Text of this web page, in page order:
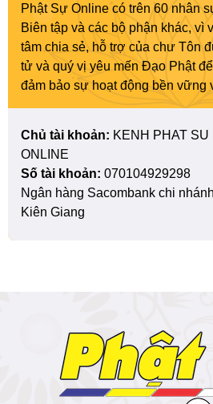
Phật Sự Online có trên 60 nhân
Biên tập và các bộ phận khác, vì
tâm chia sẻ, hỗ trợ của chư Tôn
tử và quý vị yêu mến Đạo Phật
đảm bảo sự hoạt động bền vững
Chủ tài khoản: KENH PHAT SU
ONLINE
Số tài khoản: 070104929298
Ngân hàng Sacombank chi nhánh
Kiên Giang